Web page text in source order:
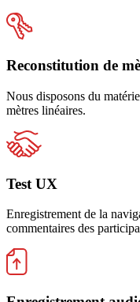
Reconstitution de
Nous disposons du
mètres linéaires.
Test UX
Enregistrement de la
commentaires des